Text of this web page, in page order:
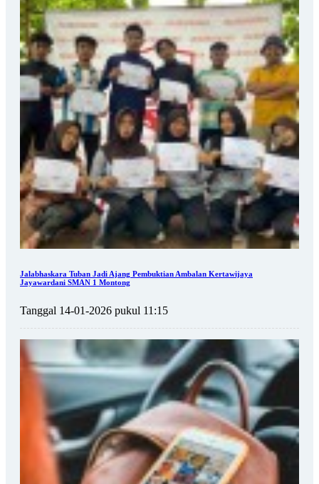
Jalabhaskara Tuban Jadi Ajang Pembuktian Ambalan Kertawijaya
Jayawardani SMAN 1 Montong
Tanggal 14-01-2026 pukul 11:15